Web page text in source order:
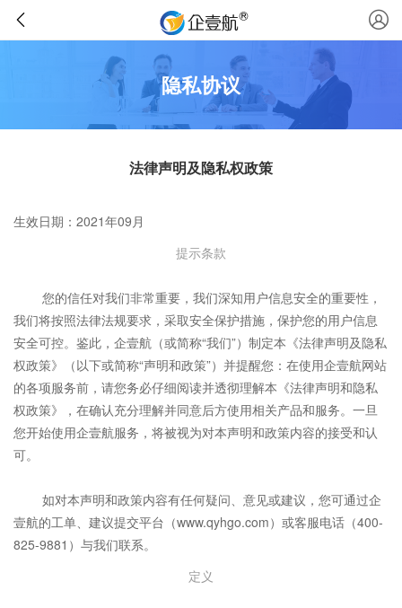
隐私协议
法律声明及隐私权政策
生效日期：2021年09月
提示条款
您的信任对我们非常重要，我们深知用户信息安全的重要性，
我们将按照法律法规要求，采取安全保护措施，保护您的用户信息
安全可控。鉴此，企壹航（或简称“我们”）制定本《法律声明及隐私
权政策》（以下或简称“声明和政策”）并提醒您：在使用企壹航网站
的各项服务前，请您务必仔细阅读并透彻理解本《法律声明和隐私
权政策》，在确认充分理解并同意后方使用相关产品和服务。一旦
您开始使用企壹航服务，将被视为对本声明和政策内容的接受和认
可。
如对本声明和政策内容有任何疑问、意见或建议，您可通过企
壹航的工单、建议提交平台（www.qyhgo.com）或客服电话（400-
825-9881）与我们联系。
定义